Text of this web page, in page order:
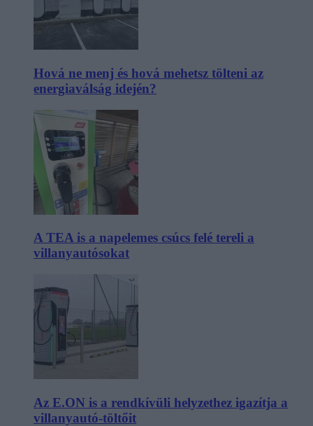
Hová ne menj és hová mehetsz tölteni az
energiaválság idején?
A TEA is a napelemes csúcs felé tereli a
villanyautósokat
Az E.ON is a rendkívüli helyzethez igazítja a
villanyautó-töltőit